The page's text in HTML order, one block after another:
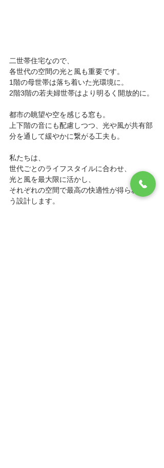
二世帯住宅なので、
各世代の空間の光と風も重要です。
1階の母世帯は落ち着いた光環境に。
2階3階の若夫婦世帯はより明るく開放的に。
都市の眺望や空を感じる窓も。
上下階の音にも配慮しつつ、光や風が共有部
分を通して緩やかに繋がる工夫も。
私たちは、
世代ごとのライフスタイルに合わせ、
光と風を最大限に活かし、
それぞれの空間で最高の快適性が得られるよ
う設計します。